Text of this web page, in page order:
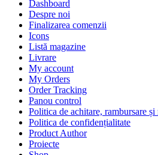
Dashboard
Despre noi
Finalizarea comenzii
Icons
Listă magazine
Livrare
My account
My Orders
Order Tracking
Panou control
Politica de achitare, rambursare și
Politica de confidențialitate
Product Author
Proiecte